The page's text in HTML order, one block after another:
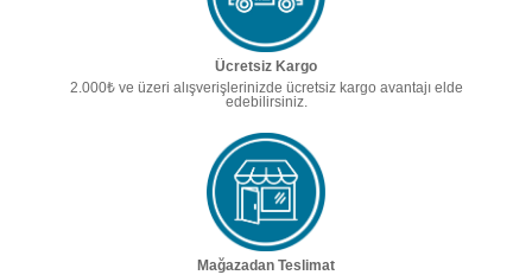
Ücretsiz Kargo
2.000₺ ve üzeri alışverişlerinizde ücretsiz kargo avantajı elde
edebilirsiniz.
Mağazadan Teslimat